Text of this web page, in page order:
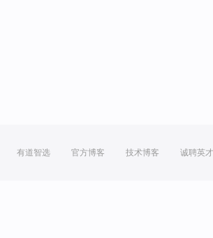
有道智选 官方博客 技术博客 诚聘英才